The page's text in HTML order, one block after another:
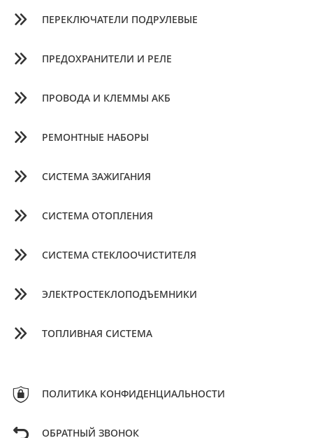
ПЕРЕКЛЮЧАТЕЛИ ПОДРУЛЕВЫЕ
ПРЕДОХРАНИТЕЛИ И РЕЛЕ
ПРОВОДА И КЛЕММЫ АКБ
РЕМОНТНЫЕ НАБОРЫ
СИСТЕМА ЗАЖИГАНИЯ
СИСТЕМА ОТОПЛЕНИЯ
СИСТЕМА СТЕКЛООЧИСТИТЕЛЯ
ЭЛЕКТРОСТЕКЛОПОДЪЕМНИКИ
ТОПЛИВНАЯ СИСТЕМА
ПОЛИТИКА КОНФИДЕНЦИАЛЬНОСТИ
ОБРАТНЫЙ ЗВОНОК